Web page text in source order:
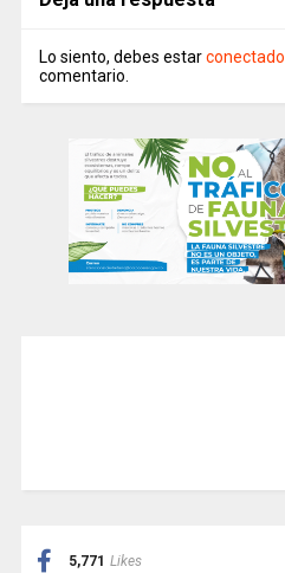
Lo siento, debes estarconectado
comentario.
5,771 Likes